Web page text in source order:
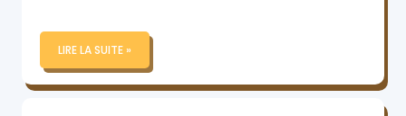
LIRE LA SUITE »